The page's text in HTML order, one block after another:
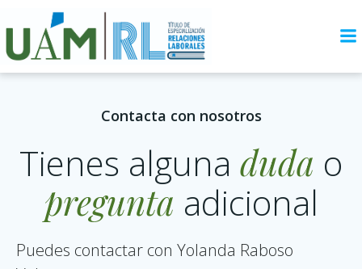
al
contenido
Contacta con nosotros
Tienes alguna duda o
pregunta adicional
Puedes contactar con Yolanda Raboso